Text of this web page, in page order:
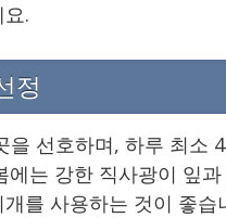
.
정
을 선호하며, 하루 최소
는 강한 직사광이 잎
를 사용하는 것이 좋